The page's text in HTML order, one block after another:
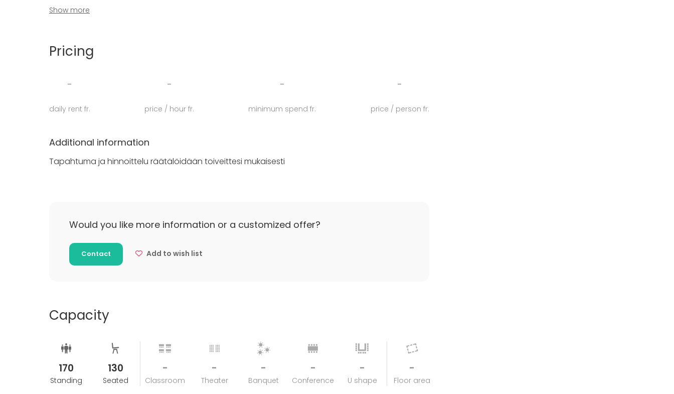
Lepolampi on erinomainen paikka kokouksille, syntymäpäiville, hääjuhlille, merkkipäiville,
saunailloille sekä muille tilaisuuksille. Suunnittelemme tapahtumat aina toiveittesi perusteella.
keskukseen vain 15 minuuttia. Paikan päälle pääsee kätevästi autolla tai bussilla ja pihalta löytyy
Show more
Pricing
-
daily rent fr.
-
price / hour fr.
-
minimum spend fr.
-
price / person fr.
Additional information
Tapahtuma ja hinnoittelu räätälöidään toiveittesi mukaisesti
Would you like more information or a customized offer?
Contact Add to wish list
Capacity
170
Standing
130
Seated
-
Classroom
-
Theater
-
Banquet
-
Conference
-
U shape
-
Floor area